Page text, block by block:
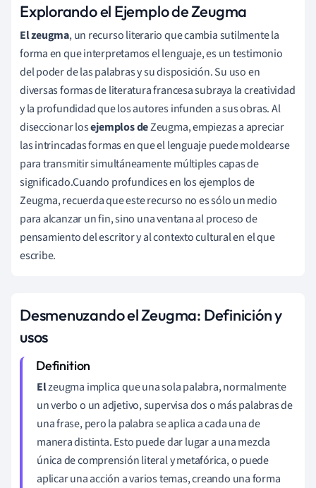
Explorando el Ejemplo de Zeugma
El zeugma, un recurso literario que cambia sutilmente la
forma en que interpretamos el lenguaje, es un testimonio
del poder de las palabras y su disposición. Su uso en
diversas formas de literatura francesa subraya la creatividad
y la profundidad que los autores infunden a sus obras. Al
diseccionar losejemplos deZeugma, empiezas a apreciar
las intrincadas formas en que el lenguaje puede moldearse
para transmitir simultáneamente múltiples capas de
significado.Cuando profundices en los ejemplos de
Zeugma, recuerda que este recurso no es sólo un medio
para alcanzar un fin, sino una ventana al proceso de
pensamiento del escritor y al contexto cultural en el que
escribe.
Desmenuzando el Zeugma: Definición y
usos
Elzeugma implica que una sola palabra, normalmente
un verbo o un adjetivo, supervisa dos o más palabras de
una frase, pero la palabra se aplica a cada una de
manera distinta. Esto puede dar lugar a una mezcla
única de comprensión literal y metafórica, o puede
aplicar una acción a varios temas, creando una forma